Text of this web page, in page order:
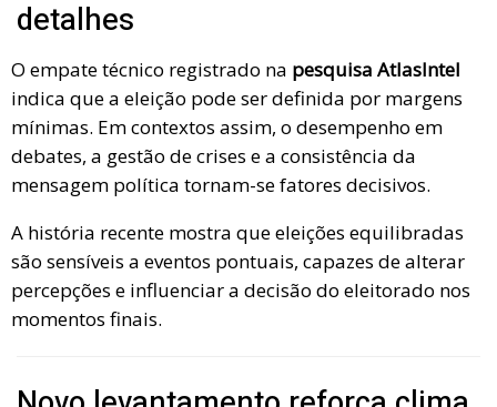
detalhes
O empate técnico registrado na pesquisa AtlasIntel
indica que a eleição pode ser definida por margens
mínimas. Em contextos assim, o desempenho em
debates, a gestão de crises e a consistência da
mensagem política tornam-se fatores decisivos.
A história recente mostra que eleições equilibradas
são sensíveis a eventos pontuais, capazes de alterar
percepções e influenciar a decisão do eleitorado nos
momentos finais.